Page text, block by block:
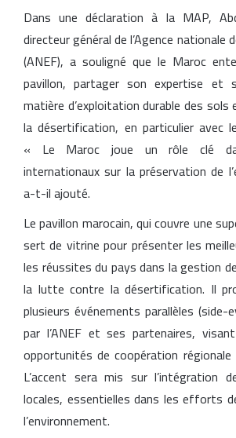
Dans une déclaration à la MAP,
directeur général de l’Agence
(ANEF), a souligné que le Maroc
pavillon, partager son expertise et
matière d’exploitation durable des
la désertification, en particulier avec
« Le Maroc joue un rôle clé
internationaux sur la préservation de
a-t-il ajouté.
Le pavillon marocain, qui couvre une
sert de vitrine pour présenter les
les réussites du pays dans la gestion
la lutte contre la désertification. Il
plusieurs événements parallèles (side-
par l’ANEF et ses partenaires,
opportunités de coopération
L’accent sera mis sur l’intégration
locales, essentielles dans les efforts
l’environnement.